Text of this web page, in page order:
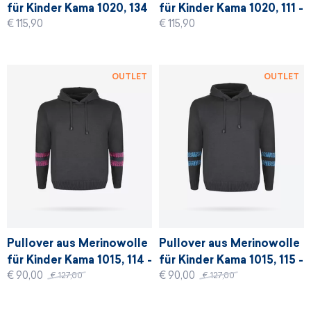
für Kinder Kama 1020, 134
- rosa
€ 115,90
für Kinder Kama 1020, 111 -
graphit
€ 115,90
Pullover aus Merinowolle
für Kinder Kama 1015, 114 -
rosa
€ 90,00 € 127,00
OUTLET
Pullover aus Merinowolle
für Kinder Kama 1015, 115 -
türkis
€ 90,00 € 127,00
OUTLET